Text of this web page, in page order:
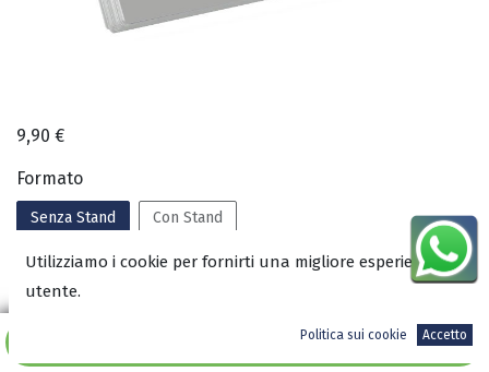
Aggiungi al carrello
9,90 €
Formato
Senza Stand Con Stand
Utilizziamo i cookie per fornirti una migliore esperienza
utente.
Politica sui cookie Accetto